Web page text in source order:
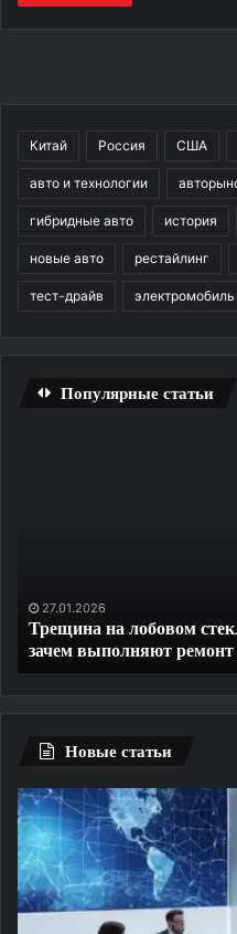
Китай Россия США
авто и технологии
гибридные авто история
новые авто рестайлинг
тест-драйв электромобиль
Популярные статьи
как
зачем
выполняют
27.01.2026
Трещина на лобовом
зачем выполняют ремонт
Новые статьи